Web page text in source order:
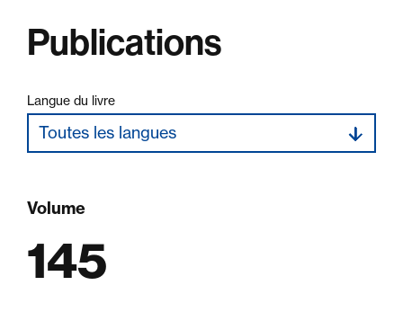
Publications
Langue du livre
Toutes les langues
Volume
145